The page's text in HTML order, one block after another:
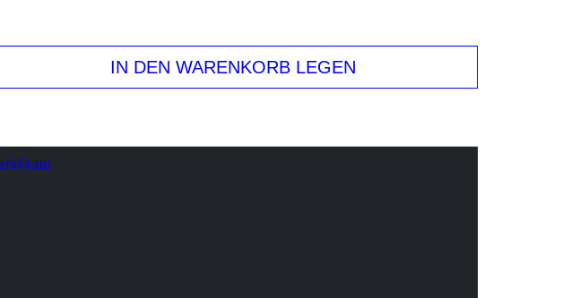
IN DEN WARENKORB LEGEN